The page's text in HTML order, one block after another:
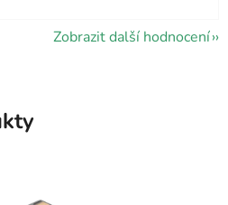
Zobrazit další hodnocení